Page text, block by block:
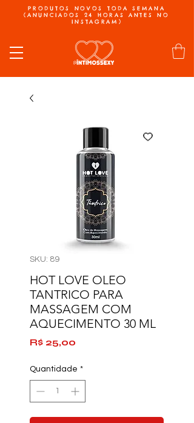
PRODUTOS NOVOS TODA SEMANA
(ANUNCIADOS 24 HORAS ANTES NO
INSTAGRAM)
SKU: 89
HOT LOVE OLEO
TANTRICO PARA
MASSAGEM COM
AQUECIMENTO 30 ML
R$ 25,00
Quantidade *